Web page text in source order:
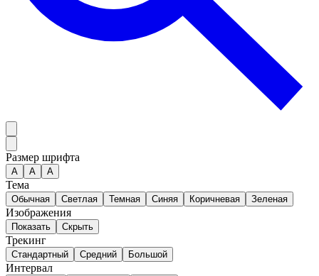
Размер шрифта
А A A
Тема
Обычная Светлая Темная Синяя Коричневая Зеленая
Изображения
Показать Скрыть
Трекинг
Стандартный Средний Большой
Интервал